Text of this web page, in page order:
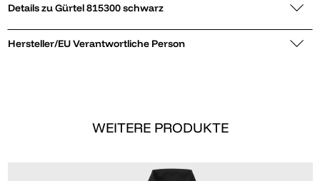
Details zu Gürtel 815300 schwarz
Hersteller/EU Verantwortliche Person
WEITERE PRODUKTE